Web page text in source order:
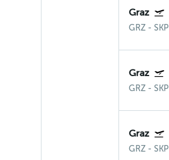
Graz
GRZ- SKP
Graz
GRZ- SKP
Graz
GRZ- SKP